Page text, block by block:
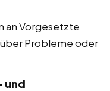
an Vorgesetzte
Probleme oder
und